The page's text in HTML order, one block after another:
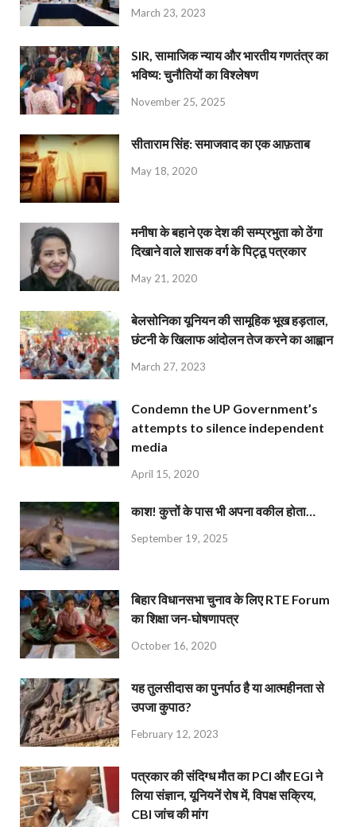
March 23, 2023
SIR, सामाजिक न्याय और भारतीय गणतंत्र का
भविष्य: चुनौतियों का विश्लेषण
November 25, 2025
सीताराम सिंह: समाजवाद का एक आफ़ताब
May 18, 2020
मनीषा के बहाने एक देश की सम्प्रभुता को ठेंगा
दिखाने वाले शासक वर्ग के पिट्ठू पत्रकार
May 21, 2020
बेलसोनिका यूनियन की सामूहिक भूख हड़ताल,
छंटनी के खिलाफ आंदोलन तेज करने का आह्वान
March 27, 2023
Condemn the UP Government’s
attempts to silence independent
media
April 15, 2020
काश! कुत्तों के पास भी अपना वकील होता…
September 19, 2025
बिहार विधानसभा चुनाव के लिए RTE Forum
का शिक्षा जन-घोषणापत्र
October 16, 2020
यह तुलसीदास का पुनर्पाठ है या आत्महीनता से
उपजा कुपाठ?
February 12, 2023
पत्रकार की संदिग्ध मौत का PCI और EGI ने
लिया संज्ञान, यूनियनें रोष में, विपक्ष सक्रिय,
CBI जांच की मांग